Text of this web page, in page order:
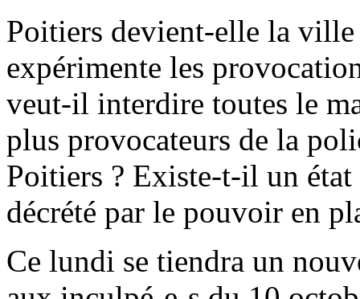
Poitiers devient-elle la
expérimente les
veut-il interdire toutes le
plus provocateurs de la
Poitiers ? Existe-t-il un
décrété par le pouvoir en
Ce lundi se tiendra un